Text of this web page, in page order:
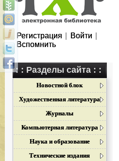
Регистрация Войти
Вспомнить
: : Разделы сайта : :
Новостной блок
Художественная литература
Журналы
Компьютерная литература
Наука и образование
Технические издания